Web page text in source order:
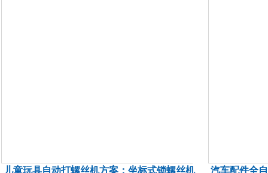
儿童玩具自动打螺丝机方案：坐标式锁螺丝机
汽车配件全